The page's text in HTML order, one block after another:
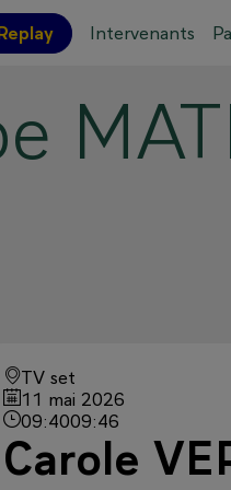
Intervenants
TV set
11 mai 2026
09:4009:46
Carole